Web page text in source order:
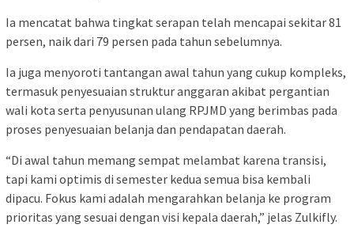
Ia mencatat bahwa tingkat serapan telah mencapai sekitar 81
persen, naik dari 79 persen pada tahun sebelumnya.
Ia juga menyoroti tantangan awal tahun yang cukup kompleks,
termasuk penyesuaian struktur anggaran akibat pergantian
wali kota serta penyusunan ulang RPJMD yang berimbas pada
proses penyesuaian belanja dan pendapatan daerah.
“Di awal tahun memang sempat melambat karena transisi,
tapi kami optimis di semester kedua semua bisa kembali
dipacu. Fokus kami adalah mengarahkan belanja ke program
prioritas yang sesuai dengan visi kepala daerah,” jelas Zulkifly.